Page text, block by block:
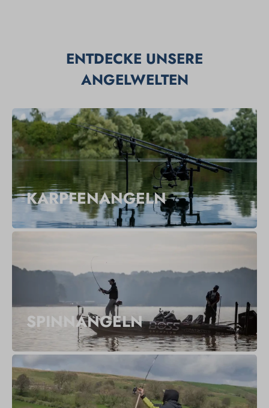
ENTDECKE UNSERE
ANGELWELTEN
KARPFENANGELN
SPINNANGELN